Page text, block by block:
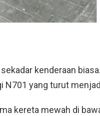
kenderaan
N701 yang turut
kereta mewah di